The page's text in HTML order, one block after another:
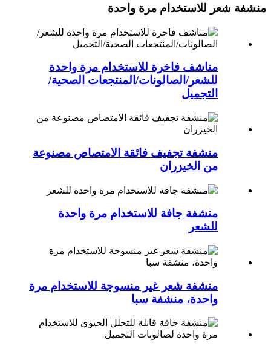
منشفة شعر للاستخدام مرة واحدة
مناشف فاخرة للاستخدام مرة واحدة
للشعر/الصالونات/المنتجعات الصحية/
التجميل
منشفة تجفيف فائقة الامتصاص مصنوعة
من الخيزران
منشفة جافة للاستخدام مرة واحدة
للشعر
منشفة شعر غير منسوجة للاستخدام مرة
واحدة، منشفة سبا